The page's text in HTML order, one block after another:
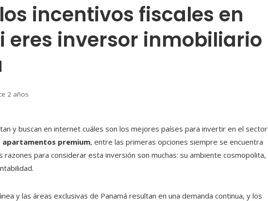
incentivos fiscales en
eres inversor inmobiliario
2 años
y buscan en internet cuáles son los mejores países para invertir en el sector
apartamentos premium, entre las primeras opciones siempre se encuentra
razones para considerar esta inversión son muchas: su ambiente cosmopolita,
y las áreas exclusivas de Panamá resultan en una demanda continua, y los